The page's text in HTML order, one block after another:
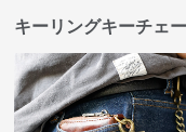
キーリングキーチェ